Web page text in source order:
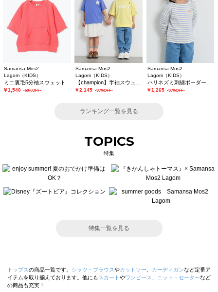
Samansa Mos2
Lagom（KIDS）
ミニ裏毛5分袖スウェット
￥1,540 -60%OFF-
Samansa Mos2
Lagom（KIDS）
￥2,145 -50%OFF-
Samansa Mos2
Lagom（KIDS）
￥1,265 -50%OFF-
ランキング一覧を見る
TOPICS
特集
特集一覧を見る
トップスの商品一覧です。 シャツ・ブラウスやカットソー カーディガンなど定番ア
イテムを取り揃えております。他にも スカート やワンピース ニット・セーターなど
の商品も充実！